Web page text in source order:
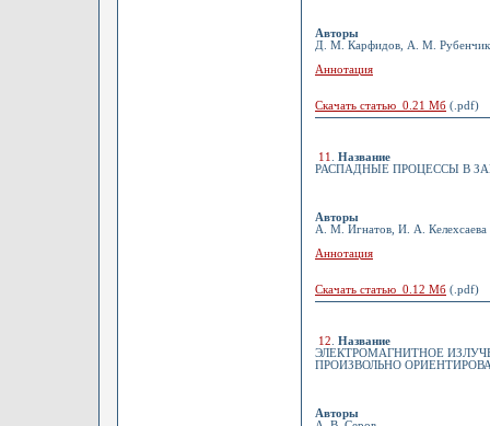
Авторы
Д. М. Карфидов, А. М.
Аннотация
Скачать статью 0.21 Мб (.pdf)
11
Название
РАСПАДНЫЕ ПРОЦЕССЫ В
Авторы
А. М. Игнатов, И. А. Келехсаева
Аннотация
Скачать статью 0.12 Мб (.pdf)
12
Название
ЭЛЕКТРОМАГНИТНОЕ
ПРОИЗВОЛЬНО
Авторы